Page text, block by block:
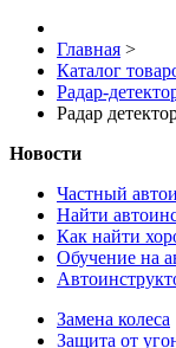
Главная >
Каталог
Радар-
Радар
Новости
Частный
Найти
Как найти
Обучение на
Замена колеса
Защита от